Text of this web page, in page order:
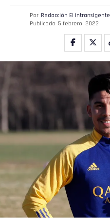
Por Redacción El intransigente
Publicado 5 febrero, 2022
Whatsapp
Email